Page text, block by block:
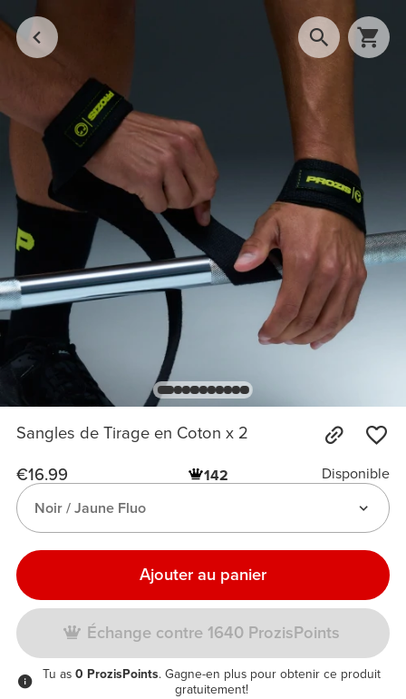
Sangles de Tirage en Coton x 2
€16.99 142
Disponible
Noir / Jaune Fluo
Ajouter au panier
Échange contre 1640 ProzisPoints
Tu as 0 ProzisPoints. Gagne-en plus pour obtenir ce produit
gratuitement!